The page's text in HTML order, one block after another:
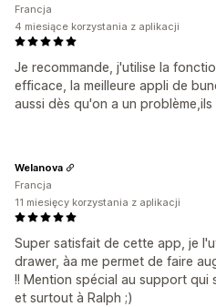
Je recommande, j'utilise la
efficace, la meilleure appli de
aussi dès qu'on a un
Francja
4 miesiące korzystania z aplikacji
Super satisfait de cette app, je
drawer, àa me permet de faire
!! Mention spécial au support qui
et surtout à Ralph ;)
Welanova
Francja
11 miesięcy korzystania z aplikacji